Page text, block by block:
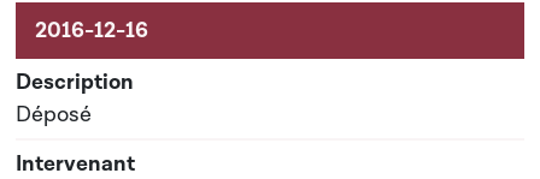
Aktivitéiten um Dossier
Déposé